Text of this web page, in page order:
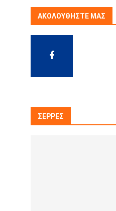
ΑΚΟΛΟΥΘΉΣΤΕ ΜΑΣ
ΣΈΡΡΕΣ